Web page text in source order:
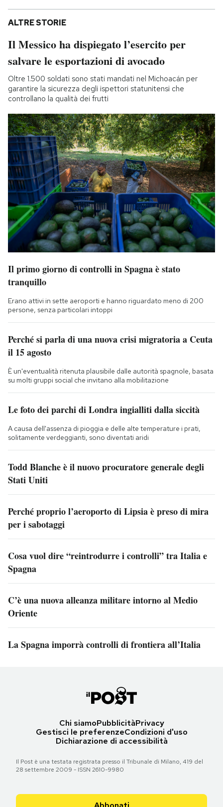
ALTRE STORIE
Il Messico ha dispiegato l’esercito per
salvare le esportazioni di avocado
Oltre 1.500 soldati sono stati mandati nel Michoacán per
garantire la sicurezza degli ispettori statunitensi che
controllano la qualità dei frutti
Il primo giorno di controlli in Spagna è stato
tranquillo
Erano attivi in sette aeroporti e hanno riguardato meno di 200
persone, senza particolari intoppi
Perché si parla di una nuova crisi migratoria a Ceuta
il 15 agosto
È un'eventualità ritenuta plausibile dalle autorità spagnole, basata
su molti gruppi social che invitano alla mobilitazione
Le foto dei parchi di Londra ingialliti dalla siccità
A causa dell'assenza di pioggia e delle alte temperature i prati,
solitamente verdeggianti, sono diventati aridi
Todd Blanche è il nuovo procuratore generale degli
Stati Uniti
Perché proprio l’aeroporto di Lipsia è preso di mira
per i sabotaggi
Cosa vuol dire “reintrodurre i controlli” tra Italia e
Spagna
C’è una nuova alleanza militare intorno al Medio
Oriente
La Spagna imporrà controlli di frontiera all’Italia
Chi siamoPubblicitàPrivacy
Gestisci le preferenzeCondizioni d'uso
Dichiarazione di accessibilità
Il Post è una testata registrata presso il Tribunale di Milano, 419 del
28 settembre 2009 - ISSN 2610-9980